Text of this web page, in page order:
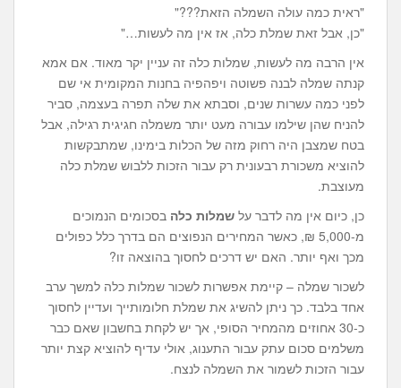
"ראית כמה עולה השמלה הזאת???"
"כן, אבל זאת שמלת כלה, אז אין מה לעשות…"
אין הרבה מה לעשות, שמלות כלה זה עניין יקר מאוד. אם אמא
קנתה שמלה לבנה פשוטה ויפהפיה בחנות המקומית אי שם
לפני כמה עשרות שנים, וסבתא את שלה תפרה בעצמה, סביר
להניח שהן שילמו עבורה מעט יותר משמלה חגיגית רגילה, אבל
בטח שמצבן היה רחוק מזה של הכלות בימינו, שמתבקשות
להוציא משכורת רבעונית רק עבור הזכות ללבוש שמלת כלה
מעוצבת.
כן, כיום אין מה לדבר על שמלות כלה בסכומים הנמוכים
מ-5,000 ₪, כאשר המחירים הנפוצים הם בדרך כלל כפולים
מכך ואף יותר. האם יש דרכים לחסוך בהוצאה זו?
לשכור שמלה – קיימת אפשרות לשכור שמלות כלה למשך ערב
אחד בלבד. כך ניתן להשיג את שמלת חלומותייך ועדיין לחסוך
כ-30 אחוזים מהמחיר הסופי, אך יש לקחת בחשבון שאם כבר
משלמים סכום עתק עבור התענוג, אולי עדיף להוציא קצת יותר
עבור הזכות לשמור את השמלה לנצח.